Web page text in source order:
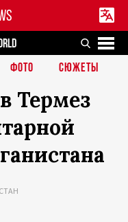
ФОТО СЮЖЕТЫ
Термез